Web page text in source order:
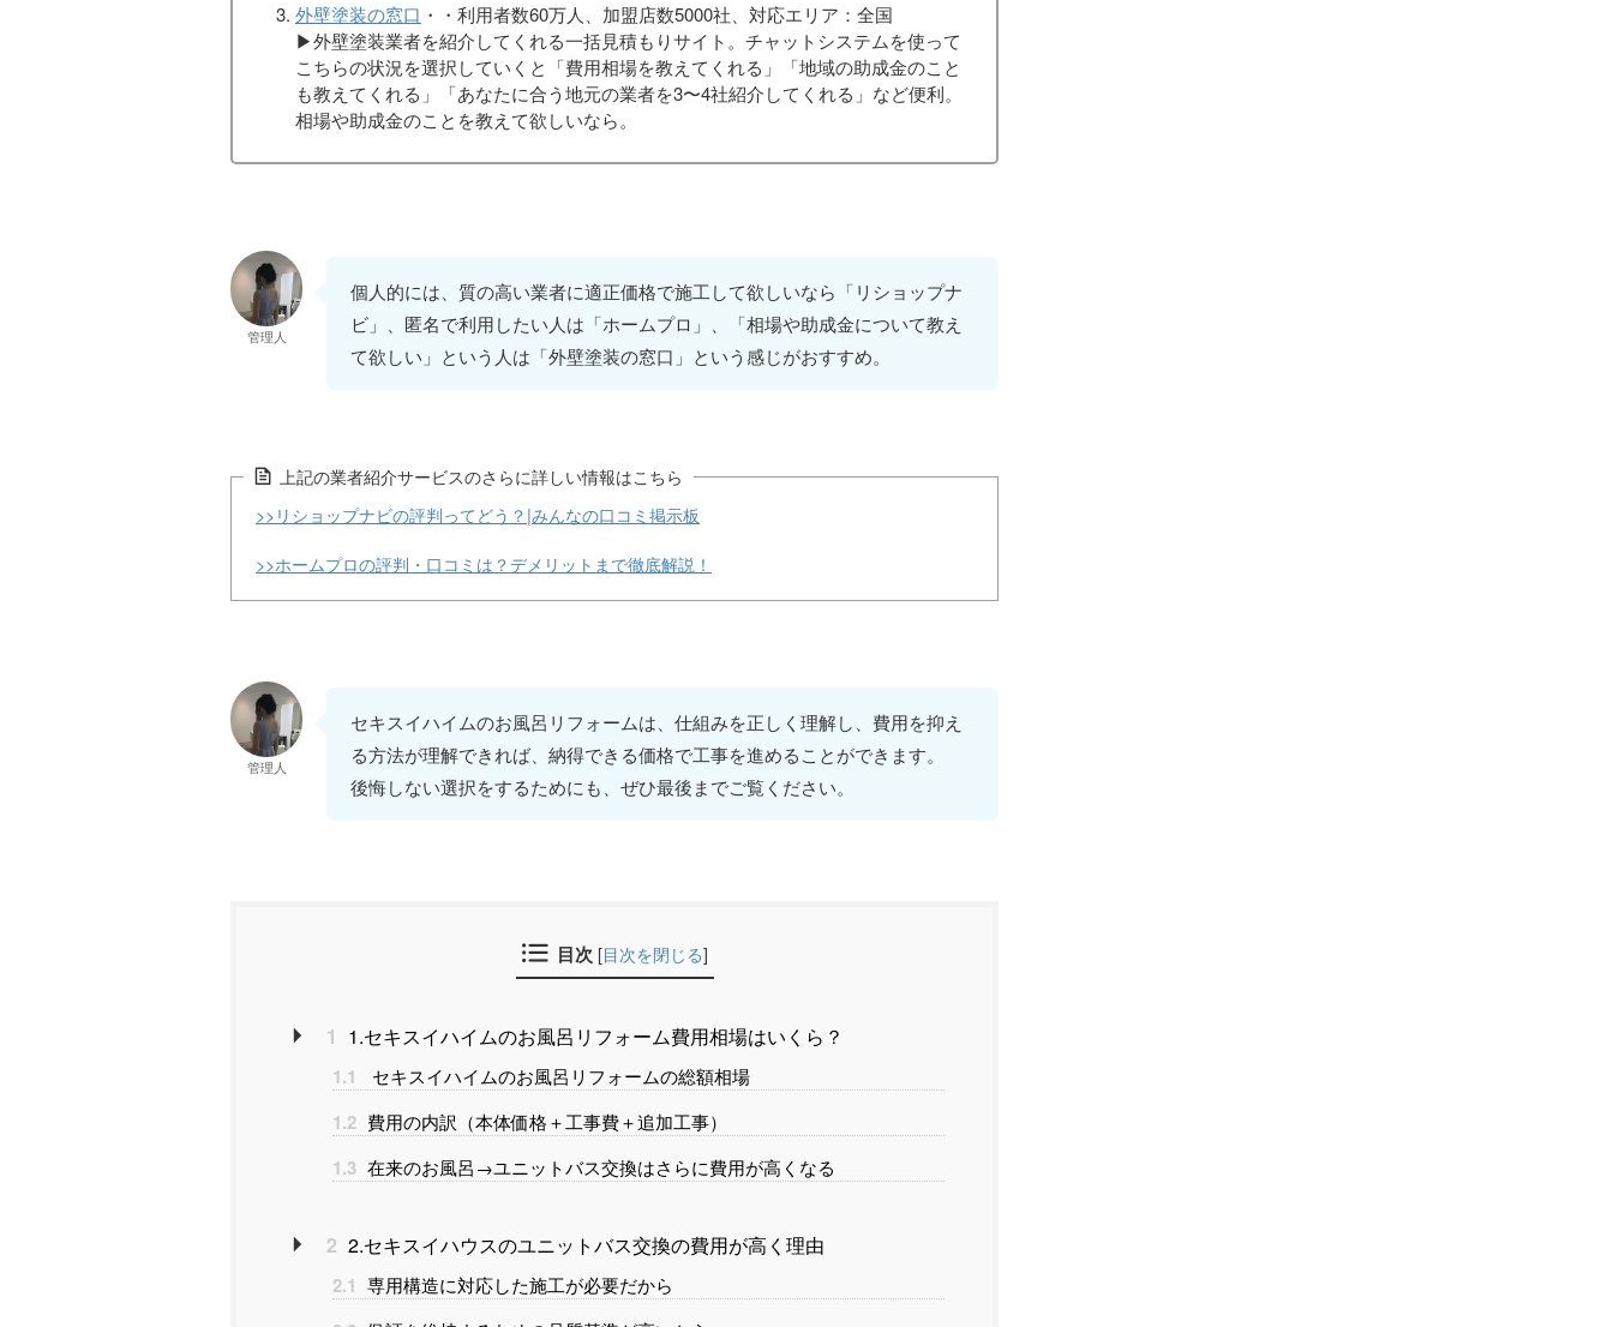
外壁塗装の窓口 ・・利用者数60万人、加盟店数5000社、対応エリア：全国
▶︎外壁塗装業者を紹介してくれる一括見積もりサイト。チャットシステムを使って
こちらの状況を選択していくと「費用相場を教えてくれる」「地域の助成金のこと
も教えてくれる」「あなたに合う地元の業者を3〜4社紹介してくれる」など便利。
相場や助成金のことを教えて欲しいなら。
管理人
個人的には、質の高い業者に適正価格で施工して欲しいなら「リショップナ
ビ」、匿名で利用したい人は「ホームプロ」、「相場や助成金について教え
て欲しい」という人は「外壁塗装の窓口」という感じがおすすめ。
上記の業者紹介サービスのさらに詳しい情報はこちら
>>リショップナビの評判ってどう？|みんなの口コミ掲示板
>>ホームプロの評判・口コミは？デメリットまで徹底解説！
管理人
セキスイハイムのお風呂リフォームは、仕組みを正しく理解し、費用を抑え
る方法が理解できれば、納得できる価格で工事を進めることができます。
後悔しない選択をするためにも、ぜひ最後までご覧ください。
目次 [目次を閉じる]
1 1.セキスイハイムのお風呂リフォーム費用相場はいくら？
1.1 セキスイハイムのお風呂リフォームの総額相場
1.2 費用の内訳（本体価格＋工事費＋追加工事）
1.3 在来のお風呂→ユニットバス交換はさらに費用が高くなる
2 2.セキスイハウスのユニットバス交換の費用が高く理由
2.1 専用構造に対応した施工が必要だから